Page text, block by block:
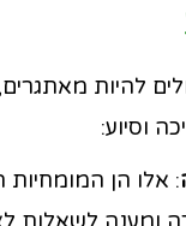
להיות
וסיוע:
: אלו הן